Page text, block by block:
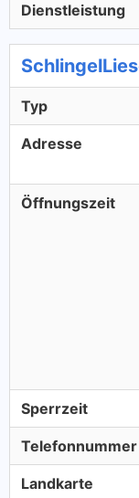
Dienstleistung
Typ
Adresse
Öffnungszeit
Sperrzeit
Telefonnummer
Landkarte